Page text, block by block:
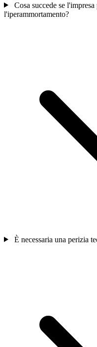
Cosa succede se
l'iperammortamento?
È necessaria una perizia